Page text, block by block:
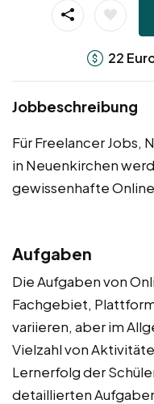
22
Jobbeschreibung
Für Freelancer Jobs,
in Neuenkirchen
gewissenhafte
Aufgaben
Die Aufgaben von
Fachgebiet,
variieren, aber im
Vielzahl von
Lernerfolg der
detaillierten